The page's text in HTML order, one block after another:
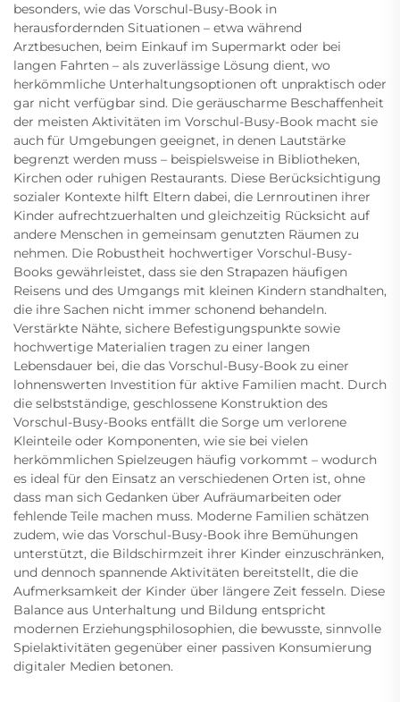
besonders, wie das Vorschul-Busy-Book in
herausfordernden Situationen – etwa während
Arztbesuchen, beim Einkauf im Supermarkt oder bei
langen Fahrten – als zuverlässige Lösung dient, wo
herkömmliche Unterhaltungsoptionen oft unpraktisch oder
gar nicht verfügbar sind. Die geräuscharme Beschaffenheit
der meisten Aktivitäten im Vorschul-Busy-Book macht sie
auch für Umgebungen geeignet, in denen Lautstärke
begrenzt werden muss – beispielsweise in Bibliotheken,
Kirchen oder ruhigen Restaurants. Diese Berücksichtigung
sozialer Kontexte hilft Eltern dabei, die Lernroutinen ihrer
Kinder aufrechtzuerhalten und gleichzeitig Rücksicht auf
andere Menschen in gemeinsam genutzten Räumen zu
nehmen. Die Robustheit hochwertiger Vorschul-Busy-
Books gewährleistet, dass sie den Strapazen häufigen
Reisens und des Umgangs mit kleinen Kindern standhalten,
die ihre Sachen nicht immer schonend behandeln.
Verstärkte Nähte, sichere Befestigungspunkte sowie
hochwertige Materialien tragen zu einer langen
Lebensdauer bei, die das Vorschul-Busy-Book zu einer
lohnenswerten Investition für aktive Familien macht. Durch
die selbstständige, geschlossene Konstruktion des
Vorschul-Busy-Books entfällt die Sorge um verlorene
Kleinteile oder Komponenten, wie sie bei vielen
herkömmlichen Spielzeugen häufig vorkommt – wodurch
es ideal für den Einsatz an verschiedenen Orten ist, ohne
dass man sich Gedanken über Aufräumarbeiten oder
fehlende Teile machen muss. Moderne Familien schätzen
zudem, wie das Vorschul-Busy-Book ihre Bemühungen
unterstützt, die Bildschirmzeit ihrer Kinder einzuschränken,
und dennoch spannende Aktivitäten bereitstellt, die die
Aufmerksamkeit der Kinder über längere Zeit fesseln. Diese
Balance aus Unterhaltung und Bildung entspricht
modernen Erziehungsphilosophien, die bewusste, sinnvolle
Spielaktivitäten gegenüber einer passiven Konsumierung
digitaler Medien betonen.